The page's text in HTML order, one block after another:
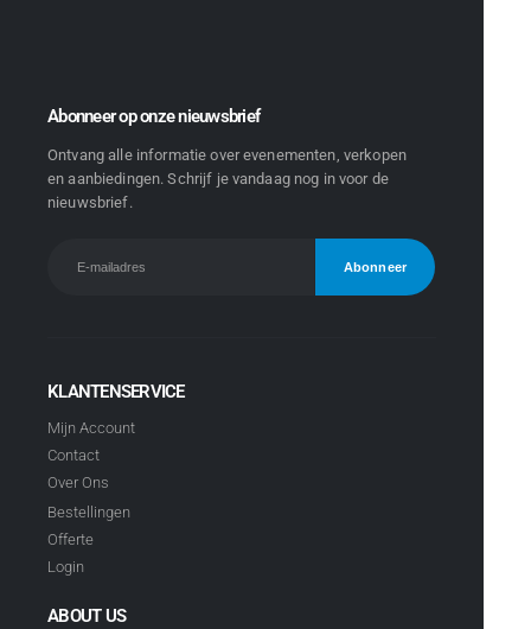
Abonneer op onze nieuwsbrief
Ontvang alle informatie over evenementen, verkopen
en aanbiedingen. Schrijf je vandaag nog in voor de
nieuwsbrief.
KLANTENSERVICE
Mijn Account
Contact
Over Ons
Bestellingen
Offerte
Login
ABOUT US